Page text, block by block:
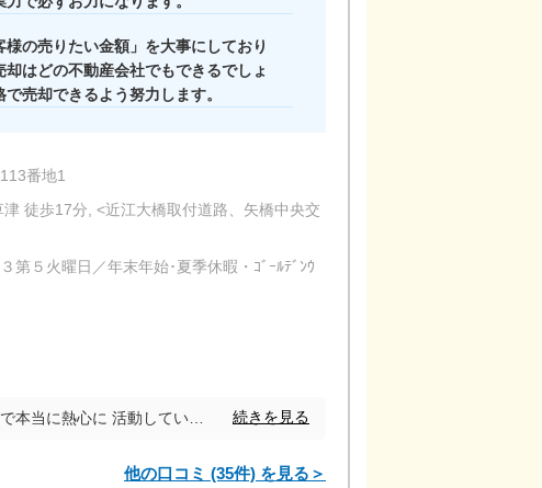
様の売りたい金額」を大事にしており
却はどの不動産会社でもできるでしょ
売却できるよう努力します。
番地1
津 徒歩17分, <近江大橋取付道路、矢橋中央交
第５火曜日／年末年始･夏季休暇・ｺﾞｰﾙﾃﾞﾝｳ
続きを見る
他の口コミ (35件) を見る＞